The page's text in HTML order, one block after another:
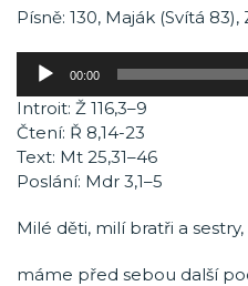
Písně: 130, Maják (Svítá
Audio
00:00
Introit: Ž 116,3–9
Čtení: Ř 8,14-23
Text: Mt 25,31–46
Poslání: Mdr 3,1–5
Milé děti, milí bratři a sestry,
máme před sebou další